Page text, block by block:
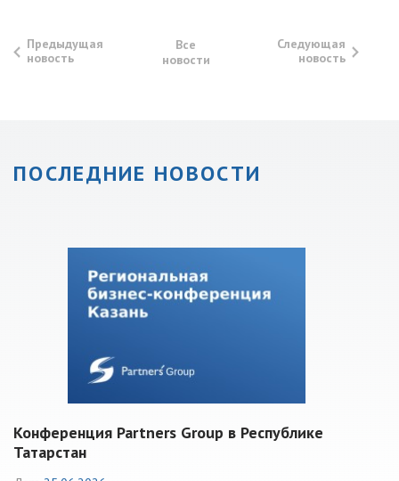
Предыдущая
новость
Все
новости
Следующая
новость
ПОСЛЕДНИЕ НОВОСТИ
Конференция Partners Group в Республике
Татарстан